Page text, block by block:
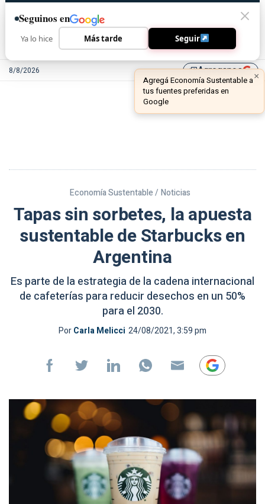
8/8/2026 library_addAgreganos
Economía Sustentable / Noticias
Tapas sin sorbetes, la apuesta
sustentable de Starbucks en
Argentina
Es parte de la estrategia de la cadena internacional
de cafeterías para reducir desechos en un 50%
para el 2030.
PorCarla Melicci 24/08/2021, 3:59 pm
Seguinos en
Ya lo hice Más tarde Seguir